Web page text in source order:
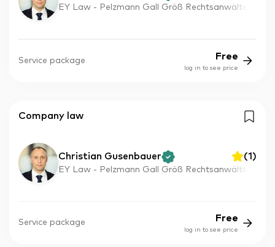
EY Law - Pelzmann Gall Größ Rechtsanwälte
Service package Free
log in to see price
Company law
Christian Gusenbauer (1)
EY Law - Pelzmann Gall Größ Rechtsanwälte
Service package Free
log in to see price